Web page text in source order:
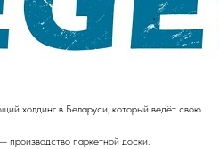
холдинг в Беларуси, который ведёт свою
паркетной доски.